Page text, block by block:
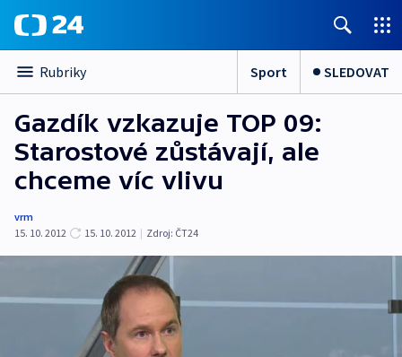
Rubriky Sport SLEDOVAT
Gazdík vzkazuje TOP 09:
Starostové zůstávají, ale
chceme víc vlivu
vrm
15. 10. 2012
15. 10. 2012 | Zdroj: ČT24